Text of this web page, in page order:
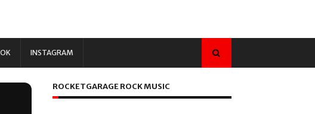
INSTAGRAM
ROCKETGARAGE ROCK MUSIC